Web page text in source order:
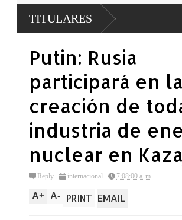
TITULARES
Putin: Rusia
participará en la
creación de
industria de
nuclear en
Reply internacional 7:08:00 a. m.
A+ A- PRINT EMAIL